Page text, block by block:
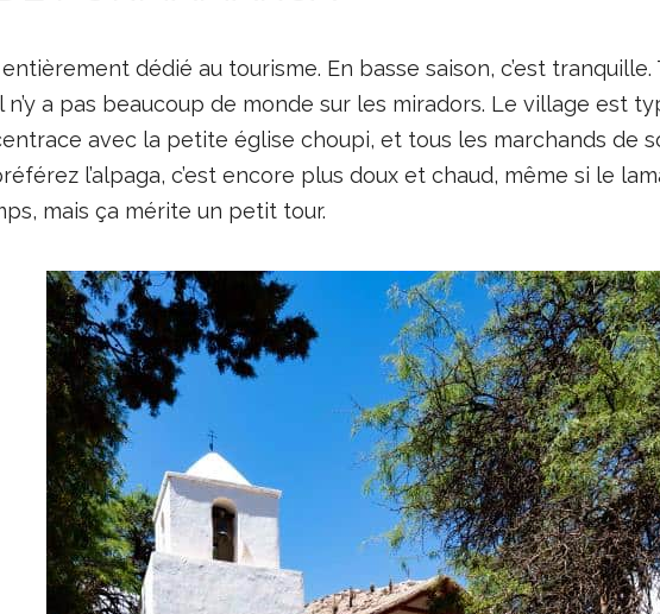
dédié au tourisme. En basse saison, c’est
n’y a pas beaucoup de monde sur les miradors. Le village est
avec la petite église choupi, et tous les marchands de
l’alpaga, c’est encore plus doux et chaud, même si le
mais ça mérite un petit tour.